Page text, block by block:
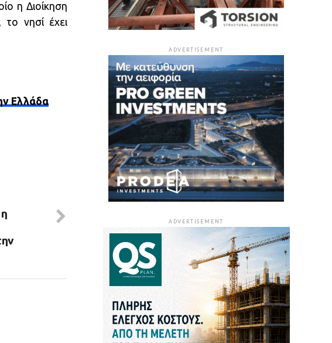
η Διοίκηση
το νησί έχει
Ελλάδα
ADVERTISEMENT
ADVERTISEMENT